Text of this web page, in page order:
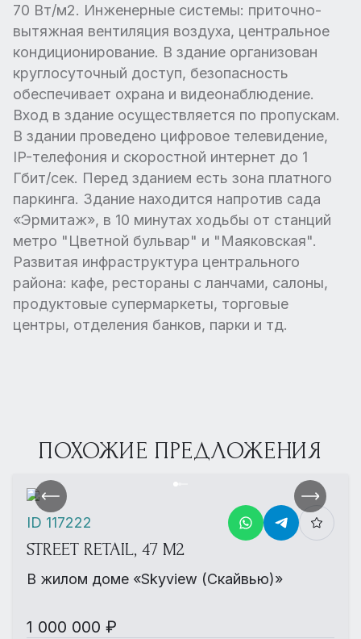
70 Вт/м2. Инженерные системы: приточно-
вытяжная вентиляция воздуха, центральное
кондиционирование. В здание организован
круглосуточный доступ, безопасность
обеспечивает охрана и видеонаблюдение.
Вход в здание осуществляется по пропускам.
В здании проведено цифровое телевидение,
IP-телефония и скоростной интернет до 1
Гбит/сек. Перед зданием есть зона платного
паркинга. Здание находится напротив сада
«Эрмитаж», в 10 минутах ходьбы от станций
метро "Цветной бульвар" и "Маяковская".
Развитая инфраструктура центрального
района: кафе, рестораны с ланчами, салоны,
продуктовые супермаркеты, торговые
центры, отделения банков, парки и тд.
ПОХОЖИЕ ПРЕДЛОЖЕНИЯ
STREET RETAIL, 47 М2
В жилом доме «Skyview (Скайвью)»
1 000 000 ₽
ID 117222